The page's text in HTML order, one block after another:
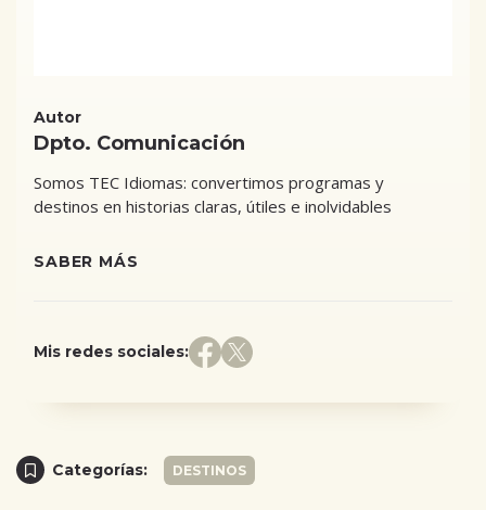
Autor
Dpto. Comunicación
Somos TEC Idiomas: convertimos programas y
destinos en historias claras, útiles e inolvidables
SABER MÁS
Mis redes sociales:
Categorías: DESTINOS